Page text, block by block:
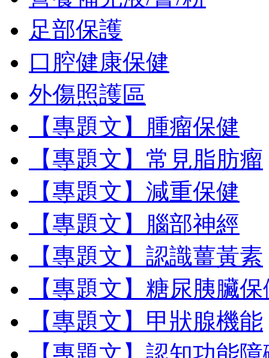
足部保護
口腔健康保健
外傷照護區
【專題文】腫瘤保健
【專題文】常見脂肪瘤
【專題文】減重保健
【專題文】腦部神經
【專題文】認識薑黃素
【專題文】糖尿胰臟
【專題文】甲狀腺機能